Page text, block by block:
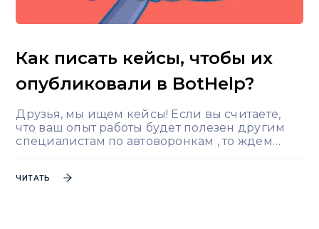
Как писать кейсы, чтобы их
опубликовали в BotHelp?
Друзья, мы ищем кейсы! Если вы считаете,
что ваш опыт работы будет полезен другим
специалистам по автоворонкам , то ждем…
ЧИТАТЬ